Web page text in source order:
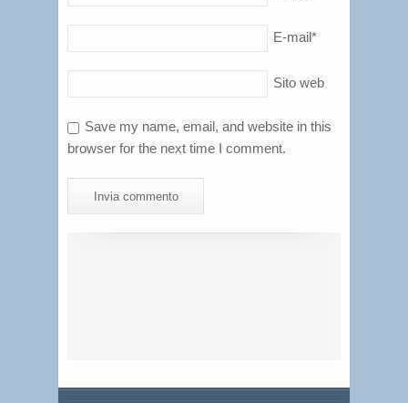
E-mail*
Sito web
Save my name, email, and website in this
browser for the next time I comment.